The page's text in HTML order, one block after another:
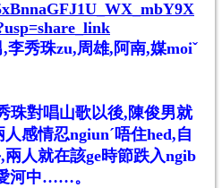
李秀珠zu,周雄,阿南,媒moiˇ
珠對唱山歌以後,陳俊男就
感情忍ngiunˊ唔住hed,自
人就在該ge時節跌入ngib
河中……。